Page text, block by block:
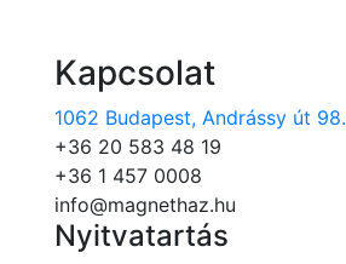
Kapcsolat
1062 Budapest, Andrássy út 98.
+36 20 583 48 19
+36 1 457 0008
info@magnethaz.hu
Nyitvatartás